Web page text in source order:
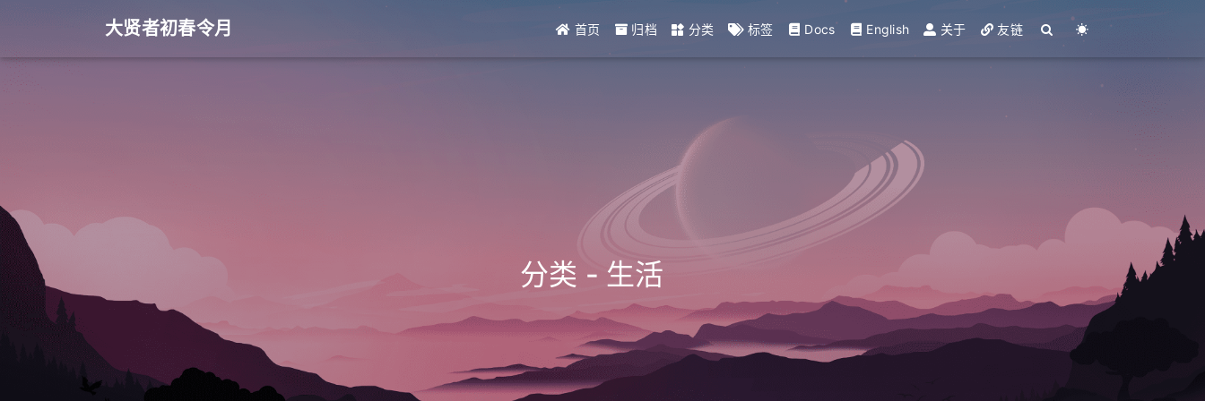
大贤者初春令月 首页 归档 分类 标签 Docs English 关于 友链
分类 - 生活